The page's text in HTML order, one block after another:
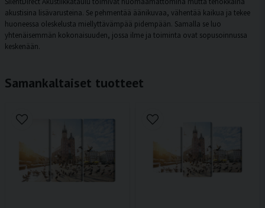
akustisina lisävarusteina. Se pehmentää äänikuvaa, vähentää kaikua ja tekee
huoneessa oleskelusta miellyttävämpää pidempään. Samalla se luo
yhtenäisemmän kokonaisuuden, jossa ilme ja toiminta ovat sopusoinnussa
keskenään.
Samankaltaiset tuotteet